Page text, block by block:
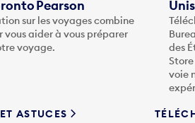
Pearson
sur les voyages combine
vous aider à vous préparer
voyage.
ASTUCES
des
voie